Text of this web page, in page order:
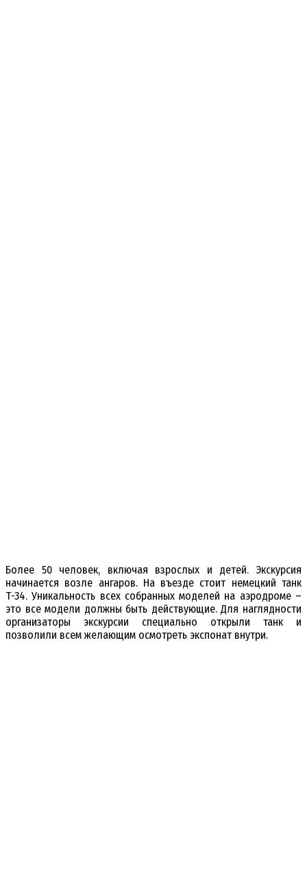
Более 50 человек, включая взрослых и детей. Экскурсия
начинается возле ангаров. На въезде стоит немецкий танк
Т-34. Уникальность всех собранных моделей на аэродроме –
это все модели должны быть действующие. Для наглядности
организаторы экскурсии специально открыли танк и
позволили всем желающим осмотреть экспонат внутри.